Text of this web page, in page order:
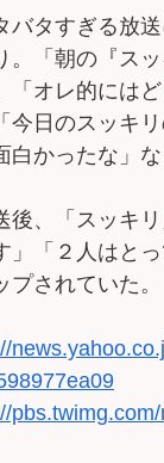
タすぎる放送
。「朝の『ス
「オレ的には
今日のスッキ
白かったな」な
、「スッキリ
」「２人はと
プされていた。